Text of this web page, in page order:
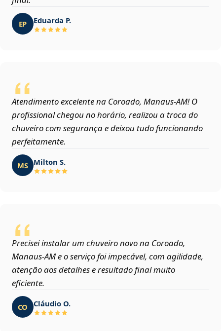
EP Eduarda P.
Atendimento excelente na Coroado, Manaus‑AM! O
profissional chegou no horário, realizou a troca do
chuveiro com segurança e deixou tudo funcionando
perfeitamente.
MS Milton S.
Precisei instalar um chuveiro novo na Coroado,
Manaus‑AM e o serviço foi impecável, com agilidade,
atenção aos detalhes e resultado final muito
eficiente.
CO Cláudio O.